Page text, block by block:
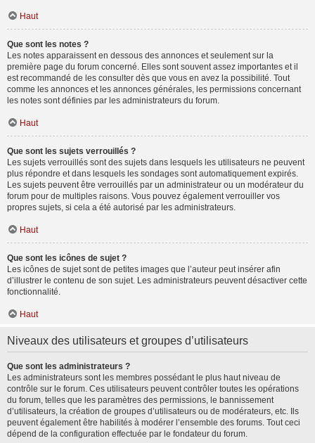
Haut
Que sont les notes ?
Les notes apparaissent en dessous des annonces et seulement sur la
première page du forum concerné. Elles sont souvent assez importantes et il
est recommandé de les consulter dès que vous en avez la possibilité. Tout
comme les annonces et les annonces générales, les permissions concernant
les notes sont définies par les administrateurs du forum.
Haut
Que sont les sujets verrouillés ?
Les sujets verrouillés sont des sujets dans lesquels les utilisateurs ne peuvent
plus répondre et dans lesquels les sondages sont automatiquement expirés.
Les sujets peuvent être verrouillés par un administrateur ou un modérateur du
forum pour de multiples raisons. Vous pouvez également verrouiller vos
propres sujets, si cela a été autorisé par les administrateurs.
Haut
Que sont les icônes de sujet ?
Les icônes de sujet sont de petites images que l’auteur peut insérer afin
d’illustrer le contenu de son sujet. Les administrateurs peuvent désactiver cette
fonctionnalité.
Haut
Niveaux des utilisateurs et groupes d’utilisateurs
Que sont les administrateurs ?
Les administrateurs sont les membres possédant le plus haut niveau de
contrôle sur le forum. Ces utilisateurs peuvent contrôler toutes les opérations
du forum, telles que les paramètres des permissions, le bannissement
d’utilisateurs, la création de groupes d’utilisateurs ou de modérateurs, etc. Ils
peuvent également être habilités à modérer l’ensemble des forums. Tout ceci
dépend de la configuration effectuée par le fondateur du forum.